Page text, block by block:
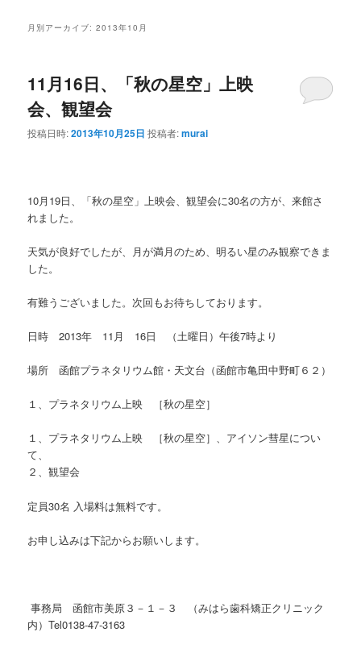
ン
ン
ツ
移
テ
ツ
へ
動
月別アーカイブ:2013年10月
11月16日、「秋の星空」上映
会、観望会
投稿日時:2013年10月25日 投稿者:murai
10月19日、「秋の星空」上映会、観望会に30名の方が、来館さ
れました。
天気が良好でしたが、月が満月のため、明るい星のみ観察できま
した。
有難うございました。次回もお待ちしております。
日時 2013年 11月 16日 （土曜日）午後7時より
場所 函館プラネタリウム館・天文台（函館市亀田中野町６２）
１、プラネタリウム上映 ［秋の星空］
１、プラネタリウム上映 ［秋の星空］、アイソン彗星につい
て、
２、観望会
定員30名 入場料は無料です。
お申し込みは下記からお願いします。
事務局 函館市美原３－１－３ （みはら歯科矯正クリニック
内）Tel0138-47-3163